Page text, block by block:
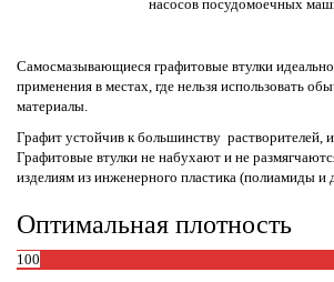
насосов посудомоечных
Самосмазывающиеся графитовые втулки
применения в местах, где нельзя использовать
материалы.
Графит устойчив к большинству растворителей,
Графитовые втулки не набухают и не
изделиям из инженерного пластика (полиамиды и
Оптимальная плотность
100